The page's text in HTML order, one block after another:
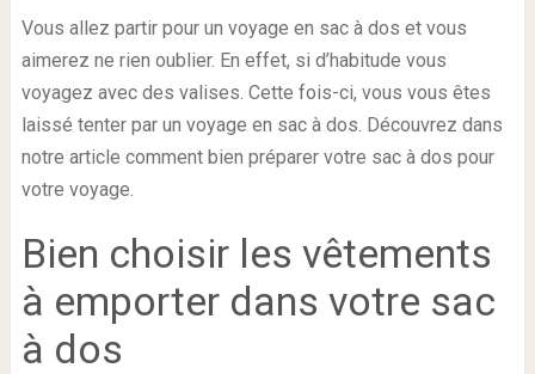
Vous allez partir pour un voyage en sac à dos et vous
aimerez ne rien oublier. En effet, si d’habitude vous
voyagez avec des valises. Cette fois-ci, vous vous êtes
laissé tenter par un voyage en sac à dos. Découvrez dans
notre article comment bien préparer votre sac à dos pour
votre voyage.
Bien choisir les vêtements
à emporter dans votre sac
à dos